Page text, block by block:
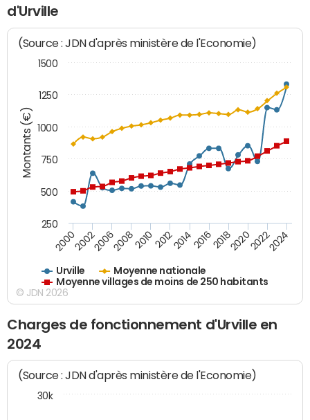
d'Urville
Montants (€)
(Source : JDN d'après ministère de l'Economie)
Urville
Moyenne nationale
Moyenne villages de moins de 250 habitants
200020022006200820102012201420162018202020222024
250
500
750
1000
1250
1500
© JDN 2026
Charges de fonctionnement d'Urville en
2024
(Source : JDN d'après ministère de l'Economie)
30k